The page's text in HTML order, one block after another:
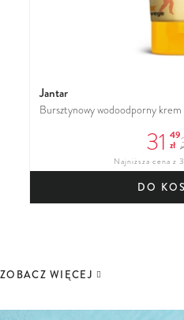
Jantar
31 49
zł
Najniższa cena z
DO
ZOBACZ WIĘCEJ